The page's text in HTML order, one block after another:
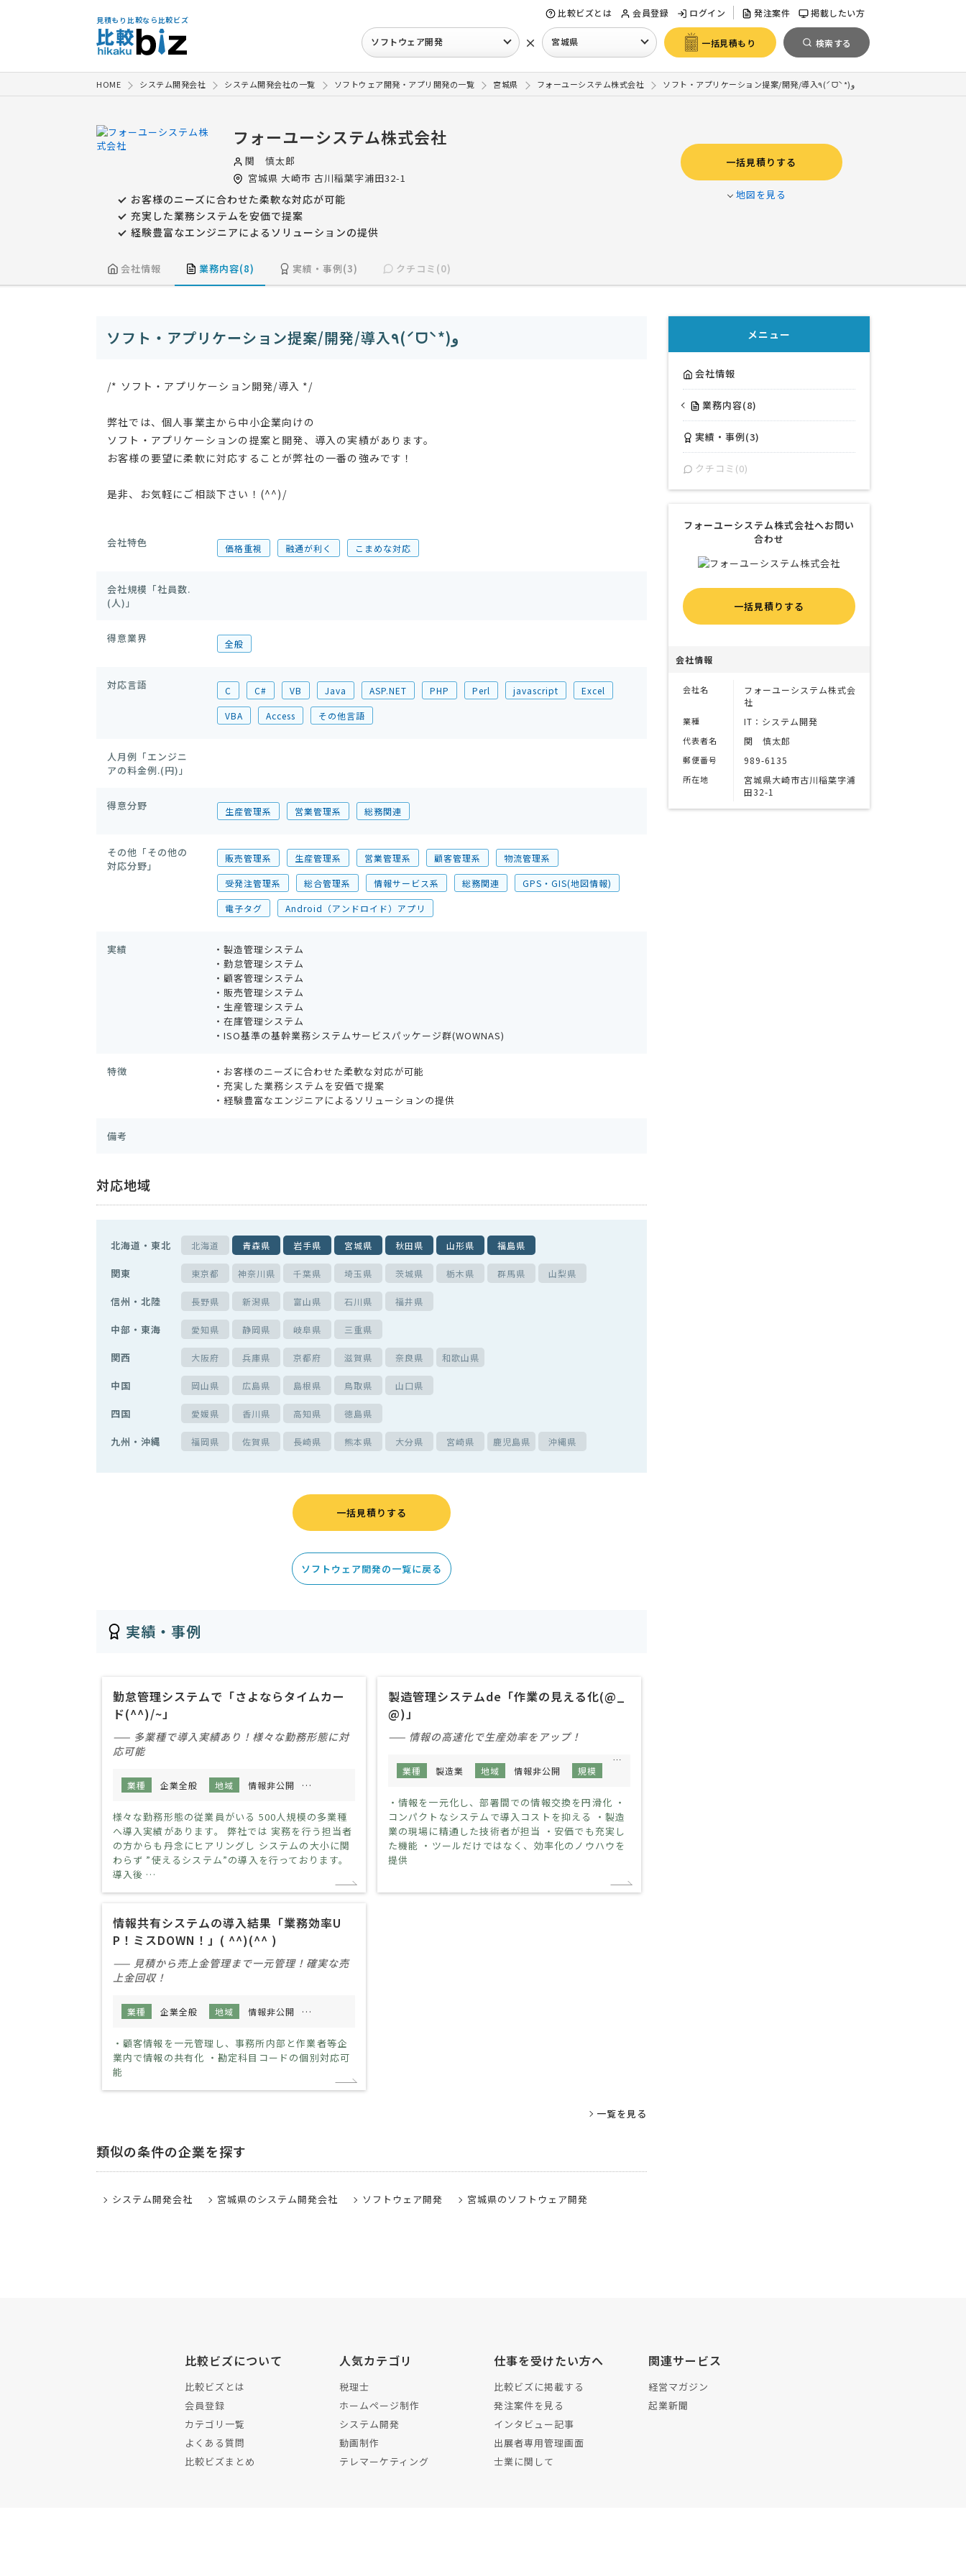
見積もり比較なら比較ビズ
比較ビズとは 会員登録 ログイン 発注案件 掲載したい方
ソフトウェア開発 × 宮城県 一括見積もり 検索する
HOME システム開発会社 システム開発会社の一覧 ソフトウェア開発・アプリ開発の一覧 宮城県 フォーユーシステム株式会社 ソフト・アプリケーション提案/開発/導入٩(ˊᗜˋ*)و
フォーユーシステム株式会社
関 慎太郎
宮城県 大崎市 古川稲葉字浦田32-1
お客様のニーズに合わせた柔軟な対応が可能
充実した業務システムを安価で提案
経験豊富なエンジニアによるソリューションの提供
一括見積りする
地図を見る
会社情報 業務内容(8) 実績・事例(3) クチコミ(0)
ソフト・アプリケーション提案/開発/導入٩(ˊᗜˋ*)و
/* ソフト・アプリケーション開発/導入 */
弊社では、個人事業主から中小企業向けの
ソフト・アプリケーションの提案と開発、導入の実績があります。
お客様の要望に柔軟に対応することが弊社の一番の強みです！
是非、お気軽にご相談下さい！(^^)/
会社特色 価格重視 融通が利く こまめな対応
会社規模「社員数.
(人)」
得意業界 全般
対応言語 C C# VB Java ASP.NET PHP Perl javascript Excel
VBA Access その他言語
人月例「エンジニ
アの料金例.(円)」
得意分野 生産管理系 営業管理系 総務関連
その他「その他の
対応分野」
販売管理系 生産管理系 営業管理系 顧客管理系 物流管理系
受発注管理系 総合管理系 情報サービス系 総務関連 GPS・GIS(地図情報)
電子タグ Android（アンドロイド）アプリ
実績
・製造管理システム
・勤怠管理システム
・顧客管理システム
・販売管理システム
・生産管理システム
・在庫管理システム
・ISO基準の基幹業務システムサービスパッケージ群(WOWNAS)
特徴
・お客様のニーズに合わせた柔軟な対応が可能
・充実した業務システムを安価で提案
・経験豊富なエンジニアによるソリューションの提供
備考
対応地域
北海道・東北 北海道 青森県 岩手県 宮城県 秋田県 山形県 福島県
関東 東京都 神奈川県 千葉県 埼玉県 茨城県 栃木県 群馬県 山梨県
信州・北陸 長野県 新潟県 富山県 石川県 福井県
中部・東海 愛知県 静岡県 岐阜県 三重県
関西 大阪府 兵庫県 京都府 滋賀県 奈良県 和歌山県
中国 岡山県 広島県 島根県 鳥取県 山口県
四国 愛媛県 香川県 高知県 徳島県
九州・沖縄 福岡県 佐賀県 長崎県 熊本県 大分県 宮崎県 鹿児島県 沖縄県
一括見積りする
ソフトウェア開発の一覧に戻る
実績・事例
勤怠管理システムで「さよならタイムカー
ド(^^)/~」
—— 多業種で導入実績あり！様々な勤務形態に対
応可能
業種 企業全般 地域 情報非公開
様々な勤務形態の従業員がいる 500人規模の多業種
へ導入実績があります。 弊社では 実務を行う担当者
の方からも丹念にヒアリングし システムの大小に関
わらず ”使えるシステム”の導入を行っております。
導入後 …
製造管理システムde「作業の見える化(@_
@)」
—— 情報の高速化で生産効率をアップ！
業種 製造業 地域 情報非公開 規模
・情報を一元化し、部署間での情報交換を円滑化 ・
コンパクトなシステムで導入コストを抑える ・製造
業の現場に精通した技術者が担当 ・安価でも充実し
た機能 ・ツールだけではなく、効率化のノウハウを
提供
情報共有システムの導入結果「業務効率U
P！ミスDOWN！」( ^^)(^^ )
—— 見積から売上金管理まで一元管理！確実な売
上金回収！
業種 企業全般 地域 情報非公開
・顧客情報を一元管理し、事務所内部と作業者等企
業内で情報の共有化 ・勘定科目コードの個別対応可
能
一覧を見る
類似の条件の企業を探す
システム開発会社 宮城県のシステム開発会社 ソフトウェア開発 宮城県のソフトウェア開発
メニュー
会社情報
業務内容(8)
実績・事例(3)
クチコミ(0)
フォーユーシステム株式会社へお問い
合わせ
一括見積りする
会社情報
会社名
フォーユーシステム株式会
社
業種 IT：システム開発
代表者名 関 慎太郎
郵便番号 989-6135
所在地
宮城県大崎市古川稲葉字浦
田32-1
比較ビズについて
比較ビズとは
会員登録
カテゴリ一覧
よくある質問
比較ビズまとめ
人気カテゴリ
税理士
ホームページ制作
システム開発
動画制作
テレマーケティング
仕事を受けたい方へ
比較ビズに掲載する
発注案件を見る
インタビュー記事
出展者専用管理画面
士業に関して
関連サービス
経営マガジン
起業新聞